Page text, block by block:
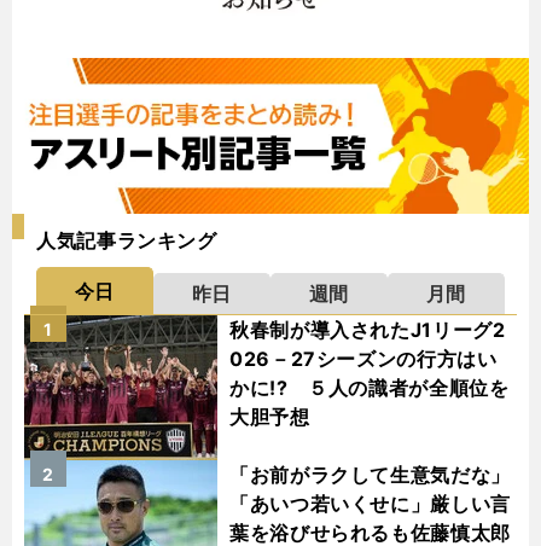
人気記事ランキング
今日 昨日 週間
月間
秋春制が導入されたJ1リーグ2
026－27シーズンの行方はい
かに!? ５人の識者が全順位を
大胆予想
1
「お前がラクして生意気だな」
「あいつ若いくせに」厳しい言
葉を浴びせられるも佐藤慎太郎
2